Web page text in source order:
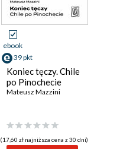
,Robert Walenciak
ebook
39 pkt
Koniec tęczy. Chile
po Pinochecie
Mateusz Mazzini
(17,60 zł najniższa cena z 30 dni)